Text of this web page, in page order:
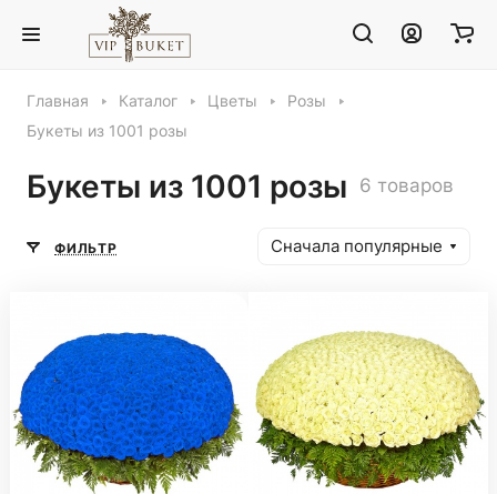
Главная Каталог Цветы
Розы
Букеты из 1001 розы
Букеты из 1001 розы 6 товаров
ФИЛЬТР Сначала популярные